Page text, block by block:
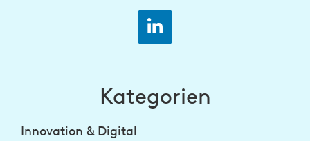
Kategorien
Innovation & Digital